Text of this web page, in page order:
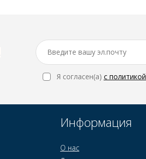
Я согласен(a) с
Информация
О нас